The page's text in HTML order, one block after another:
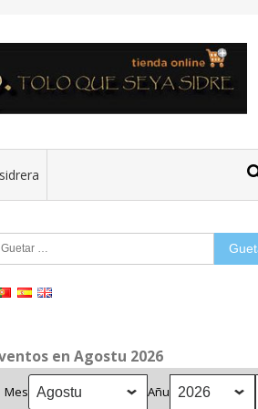
en Agostu 2026
Mes Añu